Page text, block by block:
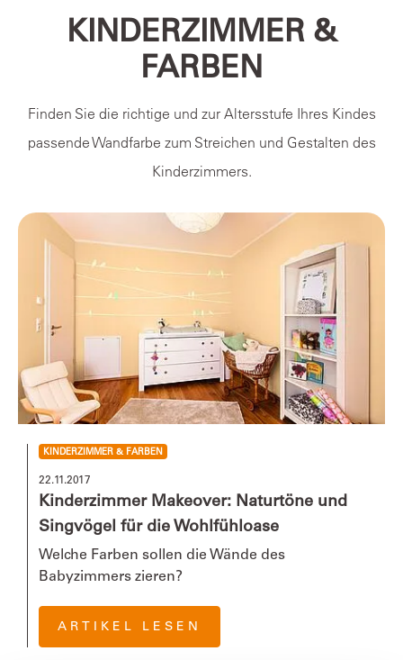
KINDERZIMMER &
FARBEN
Finden Sie die richtige und zur Altersstufe Ihres Kindes
passende Wandfarbe zum Streichen und Gestalten des
Kinderzimmers.
KINDERZIMMER & FARBEN
22.11.2017
Kinderzimmer Makeover: Naturtöne und
Singvögel für die Wohlfühloase
Welche Farben sollen die Wände des
Babyzimmers zieren?
ARTIKEL LESEN